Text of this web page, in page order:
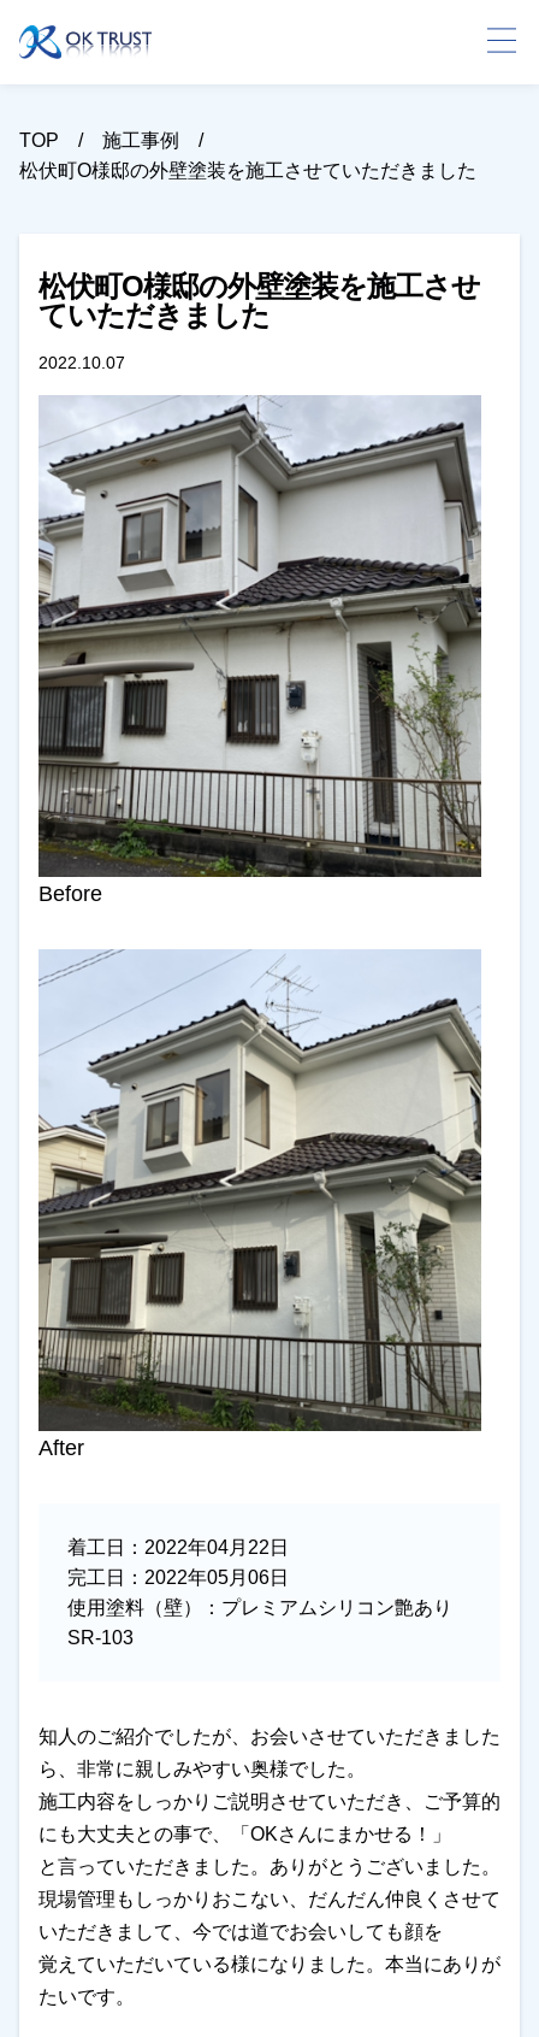
TOP
施工事例
松伏町O様邸の外壁塗装を施工させていただきました
松伏町O様邸の外壁塗装を施工させ
ていただきました
2022.10.07
Before
After
着工日： 2022年04月22日
完工日： 2022年05月06日
使用塗料（壁）： プレミアムシリコン艶あり
SR-103
知人のご紹介でしたが、お会いさせていただきました
ら、非常に親しみやすい奥様でした。
施工内容をしっかりご説明させていただき、ご予算的
にも大丈夫との事で、「OKさんにまかせる！」
と言っていただきました。ありがとうございました。
現場管理もしっかりおこない、だんだん仲良くさせて
いただきまして、今では道でお会いしても顔を
覚えていただいている様になりました。本当にありが
たいです。